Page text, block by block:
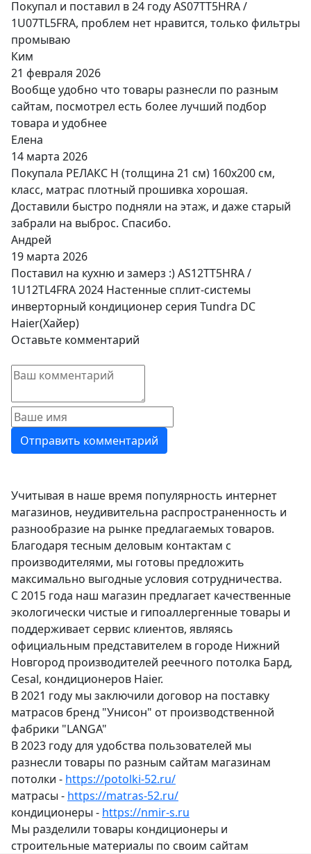
Покупал и поставил в 24 году AS07TT5HRA /
1U07TL5FRA, проблем нет нравится, только фильтры
промываю
Ким
21 февраля 2026
Вообще удобно что товары разнесли по разным
сайтам, посмотрел есть более лучший подбор
товара и удобнее
Елена
14 марта 2026
Покупала РЕЛАКС Н (толщина 21 см) 160х200 см,
класс, матрас плотный прошивка хорошая.
Доставили быстро подняли на этаж, и даже старый
забрали на выброс. Спасибо.
Андрей
19 марта 2026
Поставил на кухню и замерз :) AS12TT5HRA /
1U12TL4FRA 2024 Настенные сплит-системы
инверторный кондиционер серия Tundra DC
Haier(Хайер)
Оставьте комментарий
Учитывая в наше время популярность интернет
магазинов, неудивительна распространенность и
разнообразие на рынке предлагаемых товаров.
Благодаря тесным деловым контактам с
производителями, мы готовы предложить
максимально выгодные условия сотрудничества.
С 2015 года наш магазин предлагает качественные
экологически чистые и гипоаллергенные товары и
поддерживает сервис клиентов, являясь
официальным представителем в городе Нижний
Новгород производителей реечного потолка Бард,
Cesal, кондиционеров Haier.
В 2021 году мы заключили договор на поставку
матрасов бренд "Унисон" от производственной
фабрики "LANGA"
В 2023 году для удобства пользователей мы
разнесли товары по разным сайтам магазинам
потолки - https://potolki-52.ru/
матрасы - https://matras-52.ru/
кондиционеры - https://nmir-s.ru
Мы разделили товары кондиционеры и
строительные материалы по своим сайтам